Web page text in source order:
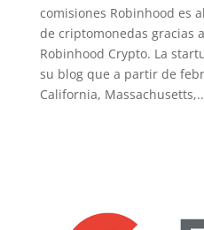
comisiones Robinhood es
de criptomonedas gracias
Robinhood Crypto. La
su blog que a partir de
California,